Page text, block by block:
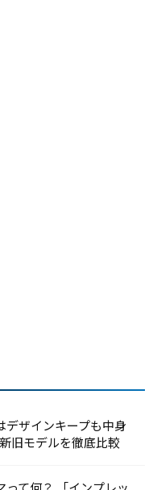
デザインキープも中身
旧モデルを徹底比較